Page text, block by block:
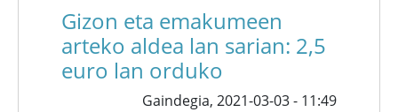
Gizon eta emakumeen
arteko aldea lan sarian: 2,5
euro lan orduko
Gaindegia, 2021-03-03 - 11:49